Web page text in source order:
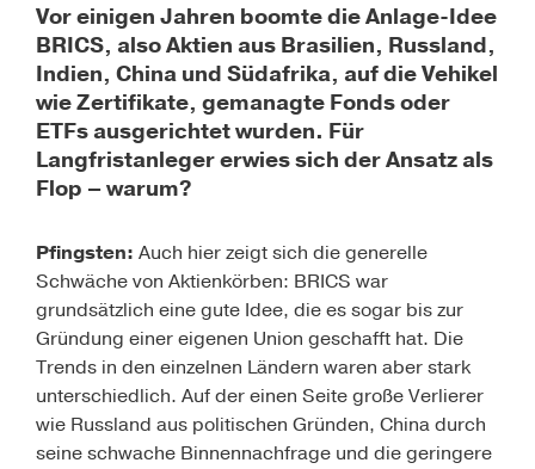
Vor einigen Jahren boomte die Anlage-Idee
BRICS, also Aktien aus Brasilien, Russland,
Indien, China und Südafrika, auf die Vehikel
wie Zertifikate, gemanagte Fonds oder
ETFs ausgerichtet wurden. Für
Langfristanleger erwies sich der Ansatz als
Flop – warum?
Pfingsten: Auch hier zeigt sich die generelle
Schwäche von Aktienkörben: BRICS war
grundsätzlich eine gute Idee, die es sogar bis zur
Gründung einer eigenen Union geschafft hat. Die
Trends in den einzelnen Ländern waren aber stark
unterschiedlich. Auf der einen Seite große Verlierer
wie Russland aus politischen Gründen, China durch
seine schwache Binnennachfrage und die geringere